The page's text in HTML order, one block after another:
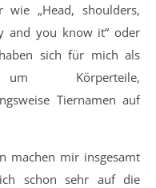
wie „Head, shoulders,
and you know it“ oder
sich für mich als
Körperteile,
Tiernamen auf
machen mir insgesamt
schon sehr auf die